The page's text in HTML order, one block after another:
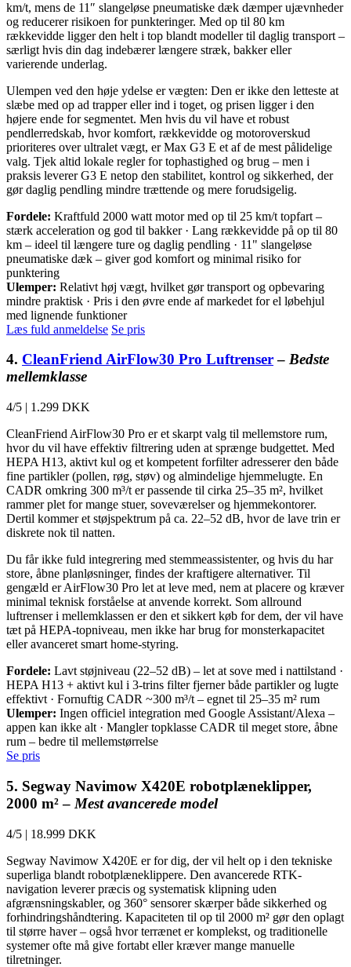
km/t, mens de 11″ slangeløse pneumatiske dæk dæmper ujævnheder
og reducerer risikoen for punkteringer. Med op til 80 km
rækkevidde ligger den helt i top blandt modeller til daglig transport –
særligt hvis din dag indebærer længere stræk, bakker eller
varierende underlag.
Ulempen ved den høje ydelse er vægten: Den er ikke den letteste at
slæbe med op ad trapper eller ind i toget, og prisen ligger i den
højere ende for segmentet. Men hvis du vil have et robust
pendlerredskab, hvor komfort, rækkevidde og motoroverskud
prioriteres over ultralet vægt, er Max G3 E et af de mest pålidelige
valg. Tjek altid lokale regler for tophastighed og brug – men i
praksis leverer G3 E netop den stabilitet, kontrol og sikkerhed, der
gør daglig pendling mindre trættende og mere forudsigelig.
Fordele: Kraftfuld 2000 watt motor med op til 25 km/t topfart –
stærk acceleration og god til bakker · Lang rækkevidde på op til 80
km – ideel til længere ture og daglig pendling · 11" slangeløse
pneumatiske dæk – giver god komfort og minimal risiko for
punktering
Ulemper: Relativt høj vægt, hvilket gør transport og opbevaring
mindre praktisk · Pris i den øvre ende af markedet for el løbehjul
med lignende funktioner
Læs fuld anmeldelse Se pris
4. CleanFriend AirFlow30 Pro Luftrenser– Bedste
mellemklasse
4/5 | 1.299 DKK
CleanFriend AirFlow30 Pro er et skarpt valg til mellemstore rum,
hvor du vil have effektiv filtrering uden at sprænge budgettet. Med
HEPA H13, aktivt kul og et kompetent forfilter adresserer den både
fine partikler (pollen, røg, støv) og almindelige hjemmelugte. En
CADR omkring 300 m³/t er passende til cirka 25–35 m², hvilket
rammer plet for mange stuer, soveværelser og hjemmekontorer.
Dertil kommer et støjspektrum på ca. 22–52 dB, hvor de lave trin er
diskrete nok til natten.
Du får ikke fuld integrering med stemmeassistenter, og hvis du har
store, åbne planløsninger, findes der kraftigere alternativer. Til
gengæld er AirFlow30 Pro let at leve med, nem at placere og kræver
minimal teknisk forståelse at anvende korrekt. Som allround
luftrenser i mellemklassen er den et sikkert køb for dem, der vil have
tæt på HEPA-topniveau, men ikke har brug for monsterkapacitet
eller avanceret smart home-styring.
Fordele: Lavt støjniveau (22–52 dB) – let at sove med i nattilstand ·
HEPA H13 + aktivt kul i 3-trins filter fjerner både partikler og lugte
effektivt · Fornuftig CADR ~300 m³/t – egnet til 25–35 m² rum
Ulemper: Ingen officiel integration med Google Assistant/Alexa –
appen kan ikke alt · Mangler topklasse CADR til meget store, åbne
rum – bedre til mellemstørrelse
Se pris
5. Segway Navimow X420E robotplæneklipper,
2000 m² – Mest avancerede model
4/5 | 18.999 DKK
Segway Navimow X420E er for dig, der vil helt op i den tekniske
superliga blandt robotplæneklippere. Den avancerede RTK-
navigation leverer præcis og systematisk klipning uden
afgrænsningskabler, og 360° sensorer skærper både sikkerhed og
forhindringshåndtering. Kapaciteten til op til 2000 m² gør den oplagt
til større haver – også hvor terrænet er komplekst, og traditionelle
systemer ofte må give fortabt eller kræver mange manuelle
tilretninger.